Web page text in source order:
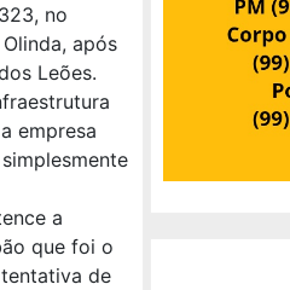
no
após
Leões.
empresa
a
que foi o
de